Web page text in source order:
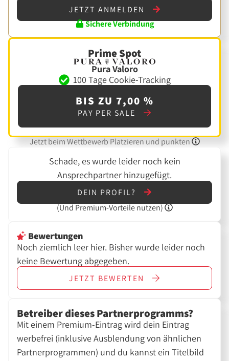
JETZT ANMELDEN
Sichere Verbindung
Prime Spot
Pura Valoro
100 Tage Cookie-Tracking
BIS ZU 7,00 %
PAY PER SALE
Jetzt beim Wettbewerb Platzieren und punkten
Schade, es wurde leider noch kein
Ansprechpartner hinzugefügt.
DEIN PROFIL?
(Und Premium-Vorteile nutzen)
Bewertungen
Noch ziemlich leer hier. Bisher wurde leider noch
keine Bewertung abgegeben.
JETZT BEWERTEN
Betreiber dieses Partnerprogramms?
Mit einem Premium-Eintrag wird dein Eintrag
werbefrei (inklusive Ausblendung von ähnlichen
Partnerprogrammen) und du kannst ein Titelbild